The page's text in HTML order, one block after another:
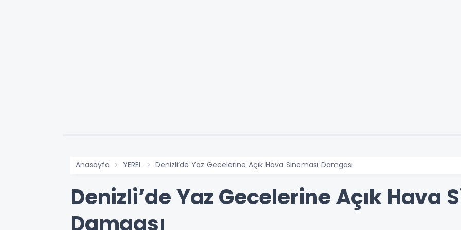
Anasayfa YEREL Denizli’de Yaz Gecelerine Açık Hava Sineması Damgası
Denizli’de Yaz Gecelerine Açık Hava
Damgası